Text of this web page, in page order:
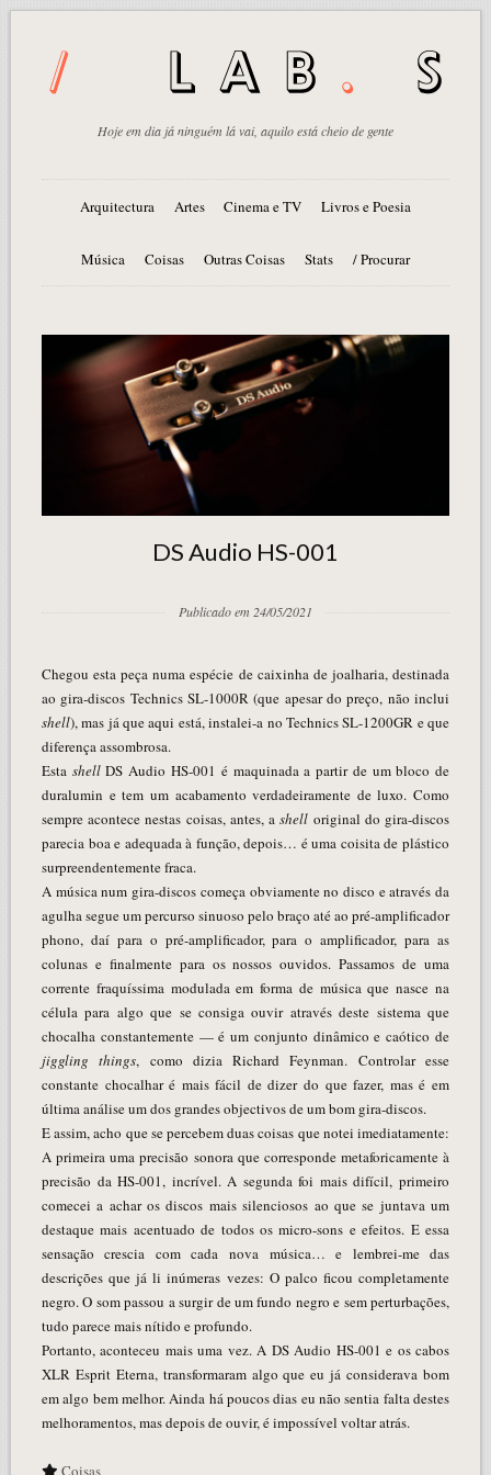
Hoje em dia já ninguém lá vai, aquilo está cheio de gente
Arquitectura Artes Cinema e TV Livros e Poesia
Música Coisas Outras Coisas Stats / Procurar
DS Audio HS-001
Publicado em 24/05/2021
Chegou esta peça numa espécie de caixinha de joalharia, destinada
ao gira-discos Technics SL-1000R (que apesar do preço, não inclui
shell), mas já que aqui está, instalei-a no Technics SL-1200GR e que
diferença assombrosa.
Esta shellDS Audio HS-001 é maquinada a partir de um bloco de
duralumin e tem um acabamento verdadeiramente de luxo. Como
sempre acontece nestas coisas, antes, ashell original do gira-discos
parecia boa e adequada à função, depois… é uma coisita de plástico
surpreendentemente fraca.
A música num gira-discos começa obviamente no disco e através da
agulha segue um percurso sinuoso pelo braço até ao pré-amplificador
phono, daí para o pré-amplificador, para o amplificador, para as
colunas e finalmente para os nossos ouvidos. Passamos de uma
corrente fraquíssima modulada em forma de música que nasce na
célula para algo que se consiga ouvir através deste sistema que
chocalha constantemente — é um conjunto dinâmico e caótico de
jiggling things, como dizia Richard Feynman. Controlar esse
constante chocalhar é mais fácil de dizer do que fazer, mas é em
última análise um dos grandes objectivos de um bom gira-discos.
E assim, acho que se percebem duas coisas que notei imediatamente:
A primeira uma precisão sonora que corresponde metaforicamente à
precisão da HS-001, incrível. A segunda foi mais difícil, primeiro
comecei a achar os discos mais silenciosos ao que se juntava um
destaque mais acentuado de todos os micro-sons e efeitos. E essa
sensação crescia com cada nova música… e lembrei-me das
descrições que já li inúmeras vezes: O palco ficou completamente
negro. O som passou a surgir de um fundo negro e sem perturbações,
tudo parece mais nítido e profundo.
Portanto, aconteceu mais uma vez. A DS Audio HS-001 e os cabos
XLR Esprit Eterna, transformaram algo que eu já considerava bom
em algo bem melhor. Ainda há poucos dias eu não sentia falta destes
melhoramentos, mas depois de ouvir, é impossível voltar atrás.
Coisas